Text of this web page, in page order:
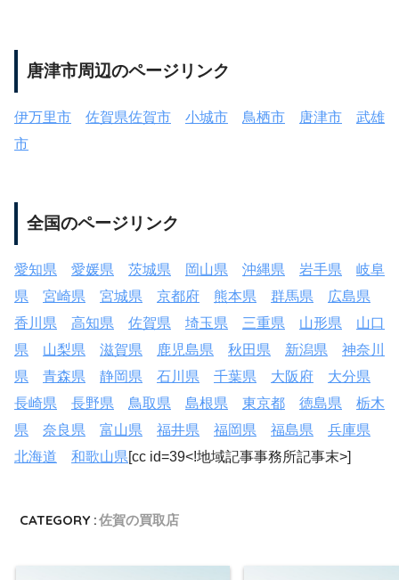
唐津市周辺のページリンク
伊万里市 佐賀県佐賀市 小城市 鳥栖市 唐津市
武雄
市
全国のページリンク
愛知県 愛媛県 茨城県 岡山県 沖縄県 岩手県
岐阜
県
宮崎県 宮城県 京都府 熊本県 群馬県
広島県
香川県
高知県 佐賀県 埼玉県 三重県 山形県
山口
県
山梨県 滋賀県 鹿児島県 秋田県 新潟県
神奈川
県
青森県 静岡県 石川県 千葉県 大阪府
大分県
長崎県
長野県 鳥取県 島根県 東京都 徳島県
栃木
県
奈良県 富山県 福井県 福岡県 福島県
兵庫県
北海道
和歌山県[cc id=39<!地域記事事務所記事末>]
CATEGORY :佐賀の買取店